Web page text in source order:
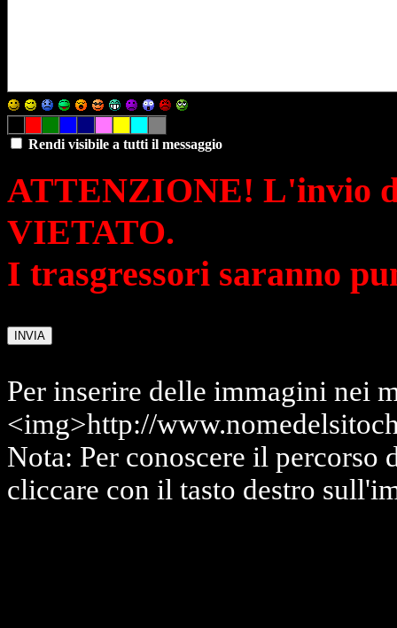
Rendi visibile a tutti il messaggio
ATTENZIONE! L'invio
VIETATO.
I trasgressori saranno
Per inserire delle immagini nei
<img>http://
Nota: Per conoscere il percorso
cliccare con il tasto destro